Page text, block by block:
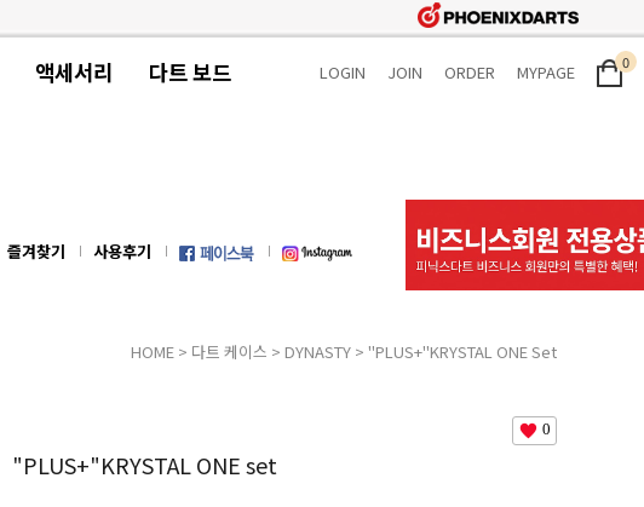
액세서리 다트 보드 LOGIN JOIN ORDER MYPAGE 0
즐겨찾기 사용후기
HOME > 다트 케이스 > DYNASTY > "PLUS+"KRYSTAL ONE Set
0
"PLUS+"KRYSTAL ONE set